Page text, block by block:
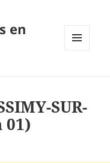
en
SUR-
01)